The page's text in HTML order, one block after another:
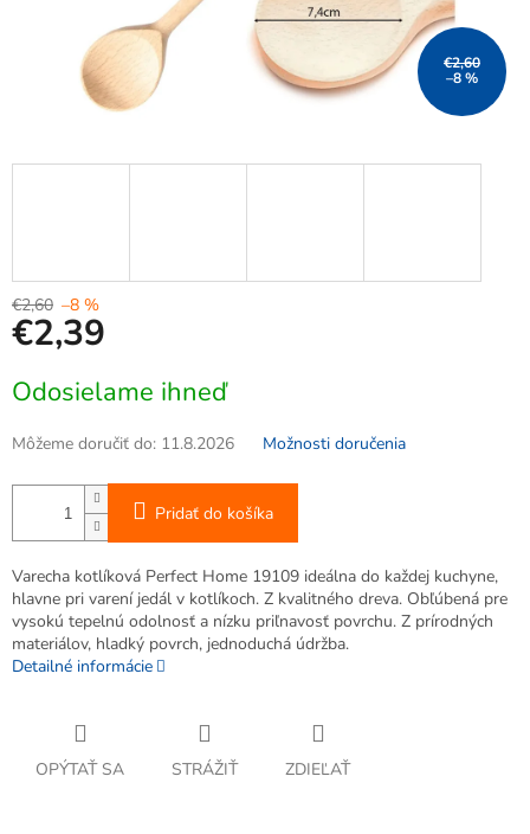
€2,60
–8 %
€2,60 –8 %
€2,39
cena:
Odosielame ihneď
Môžeme doručiť do: 11.8.2026 Možnosti doručenia
Pridať do košíka
Varecha kotlíková Perfect Home 19109 ideálna do každej kuchyne,
hlavne pri varení jedál v kotlíkoch. Z kvalitného dreva. Obľúbená pre
vysokú tepelnú odolnosť a nízku priľnavosť povrchu. Z prírodných
materiálov, hladký povrch, jednoduchá údržba.
Detailné informácie
OPÝTAŤ SA STRÁŽIŤ ZDIEĽAŤ